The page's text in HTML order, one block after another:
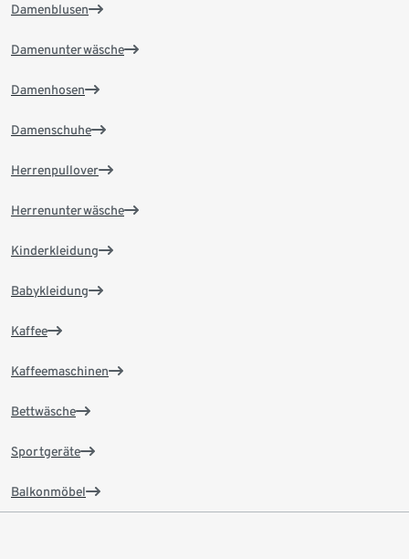
Damenblusen
Damenunterwäsche
Damenhosen
Damenschuhe
Herrenpullover
Herrenunterwäsche
Kinderkleidung
Babykleidung
Kaffee
Kaffeemaschinen
Bettwäsche
Sportgeräte
Balkonmöbel